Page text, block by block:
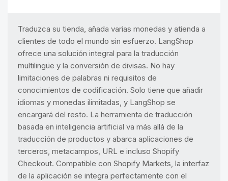
Traduzca su tienda, añada varias monedas y atienda a
clientes de todo el mundo sin esfuerzo. LangShop
ofrece una solución integral para la traducción
multilingüe y la conversión de divisas. No hay
limitaciones de palabras ni requisitos de
conocimientos de codificación. Solo tiene que añadir
idiomas y monedas ilimitadas, y LangShop se
encargará del resto. La herramienta de traducción
basada en inteligencia artificial va más allá de la
traducción de productos y abarca aplicaciones de
terceros, metacampos, URL e incluso Shopify
Checkout. Compatible con Shopify Markets, la interfaz
de la aplicación se integra perfectamente con el